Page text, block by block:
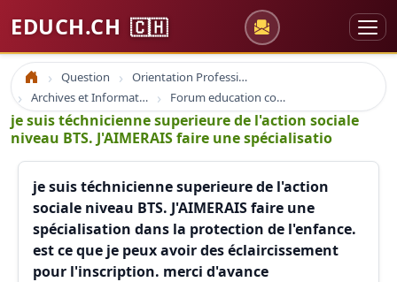
EDUCH.CH 🇨🇭
Accueil Question
Orientation Professionnelle
Archives et Informations Educh.ch
Forum education coaching formation emploi
je suis téchnicienne superieure de l'action sociale
niveau BTS. J'AIMERAIS faire une spécialisatio
je suis téchnicienne superieure de l'action
sociale niveau BTS. J'AIMERAIS faire une
spécialisation dans la protection de l'enfance.
est ce que je peux avoir des éclaircissement
pour l'inscription. merci d'avance